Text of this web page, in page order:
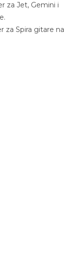
za Jet, Gemini i
za Spira gitare na